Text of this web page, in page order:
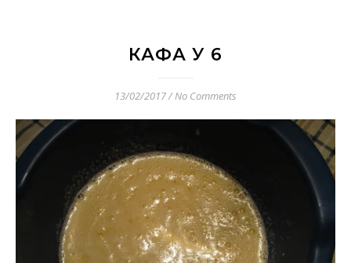
КАФА У 6
13/02/2017/No Comments